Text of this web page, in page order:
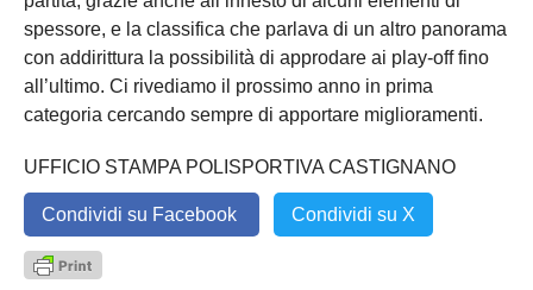
spessore, e la classifica che parlava di un altro panorama
con addirittura la possibilità di approdare ai play-off fino
all’ultimo. Ci rivediamo il prossimo anno in prima
categoria cercando sempre di apportare miglioramenti.
UFFICIO STAMPA POLISPORTIVA CASTIGNANO
Condividi su Facebook Condividi su X